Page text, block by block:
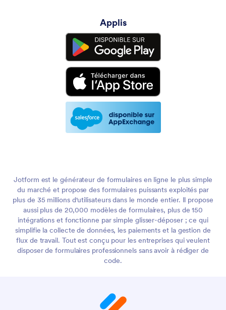
Applis
Jotform est le générateur de formulaires en ligne le plus simple
du marché et propose des formulaires puissants exploités par
plus de 35 millions d'utilisateurs dans le monde entier. Il propose
aussi plus de 20,000 modèles de formulaires, plus de 150
intégrations et fonctionne par simple glisser-déposer ; ce qui
simplifie la collecte de données, les paiements et la gestion de
flux de travail. Tout est conçu pour les entreprises qui veulent
disposer de formulaires professionnels sans avoir à rédiger de
code.